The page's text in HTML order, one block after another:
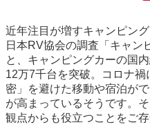
近年注目が増すキャンピン
日本RV協会の調査「キャン
と、キャンピングカーの国
12万7千台を突破。コロナ
密」を避けた移動や宿泊が
が高まっているそうです。
観点からも役立つことをご